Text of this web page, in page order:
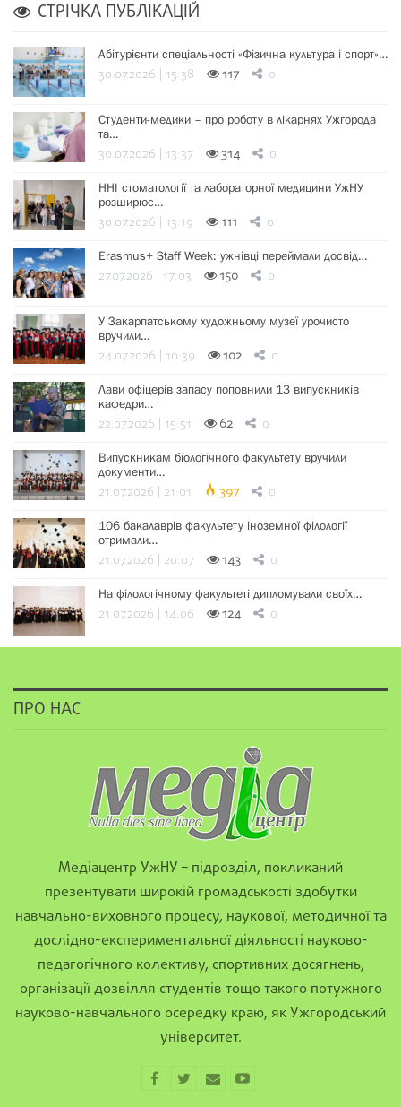
СТРІЧКА ПУБЛІКАЦІЙ
Абітурієнти спеціальності «Фізична культура і спорт»…
30.07.2026 | 15:38 117 0
Студенти-медики – про роботу в лікарнях Ужгорода
та…
30.07.2026 | 13:37 314 0
ННІ стоматології та лабораторної медицини УжНУ
розширює…
30.07.2026 | 13:19 111 0
Erasmus+ Staff Week: ужнівці переймали досвід…
27.07.2026 | 17:03 150 0
У Закарпатському художньому музеї урочисто
вручили…
24.07.2026 | 10:39 102 0
Лави офіцерів запасу поповнили 13 випускників
кафедри…
22.07.2026 | 15:51 62 0
Випускникам біологічного факультету вручили
документи…
21.07.2026 | 21:01 397 0
106 бакалаврів факультету іноземної філології
отримали…
21.07.2026 | 20:07 143 0
На філологічному факультеті дипломували своїх…
21.07.2026 | 14:06 124 0
ПРО НАС
Медіацентр УжНУ – підрозділ, покликаний
презентувати широкій громадськості здобутки
навчально-виховного процесу, наукової, методичної та
дослідно-експериментальної діяльності науково-
педагогічного колективу, спортивних досягнень,
організації дозвілля студентів тощо такого потужного
науково-навчального осередку краю, як Ужгородський
університет.